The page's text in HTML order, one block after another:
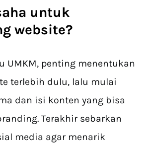
untuk
website?
UMKM, penting menentukan
terlebih dulu, lalu mulai
dan isi konten yang bisa
Terakhir sebarkan
media agar menarik